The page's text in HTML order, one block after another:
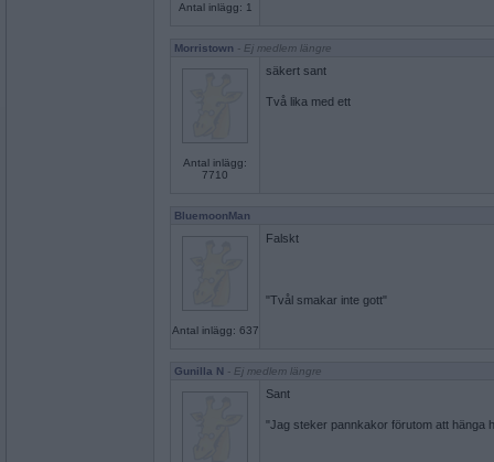
Antal inlägg: 1
Morristown - Ej medlem längre
Antal inlägg:
7710
säkert sant
Två lika med ett
BluemoonMan
Antal inlägg: 637
Falskt
"Tvål smakar inte gott"
Gunilla N - Ej medlem längre
Sant
"Jag steker pannkakor förutom att hänga